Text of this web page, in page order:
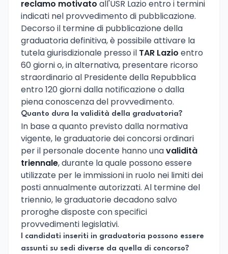
reclamo motivato all'USR Lazio entro i termini
indicati nel provvedimento di pubblicazione.
Decorso il termine di pubblicazione della
graduatoria definitiva, è possibile attivare la
tutela giurisdizionale presso il TAR Lazio entro
60 giorni o, in alternativa, presentare ricorso
straordinario al Presidente della Repubblica
entro 120 giorni dalla notificazione o dalla
piena conoscenza del provvedimento.
Quanto dura la validità della graduatoria?
In base a quanto previsto dalla normativa
vigente, le graduatorie dei concorsi ordinari
per il personale docente hanno unavalidità
triennale, durante la quale possono essere
utilizzate per le immissioni in ruolo nei limiti dei
posti annualmente autorizzati. Al termine del
triennio, le graduatorie decadono salvo
proroghe disposte con specifici
provvedimenti legislativi.
I candidati inseriti in graduatoria possono essere
assunti su sedi diverse da quella di concorso?